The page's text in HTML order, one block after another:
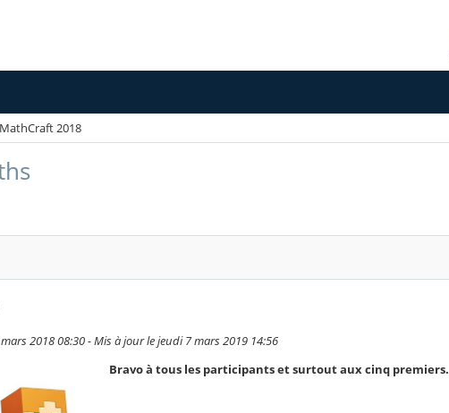
MathCraft 2018
2018 08:30 - Mis à jour le jeudi 7 mars 2019 14:56
Bravo à tous les participants et surtout aux cinq premiers.